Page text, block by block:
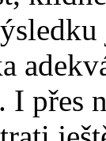
I přes